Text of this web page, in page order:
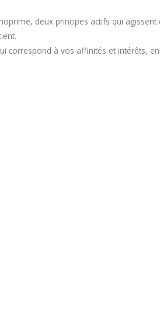
deux principes actifs qui agissent
correspond à vos affinités et intérêts,